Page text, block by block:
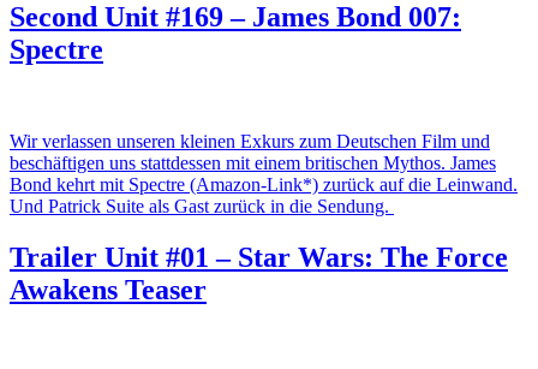
Second Unit #169 – James Bond 007:
Spectre
Wir verlassen unseren kleinen Exkurs zum Deutschen Film und
beschäftigen uns stattdessen mit einem britischen Mythos. James
Bond kehrt mit Spectre (Amazon-Link*) zurück auf die Leinwand.
Und Patrick Suite als Gast zurück in die Sendung.
Trailer Unit #01 – Star Wars: The Force
Awakens Teaser